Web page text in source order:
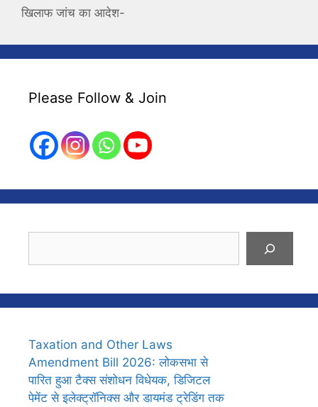
खिलाफ जांच का आदेश-
Please Follow & Join
Taxation and Other Laws
Amendment Bill 2026: लोकसभा से
पारित हुआ टैक्स संशोधन विधेयक, डिजिटल
पेमेंट से इलेक्ट्रॉनिक्स और डायमंड ट्रेडिंग तक